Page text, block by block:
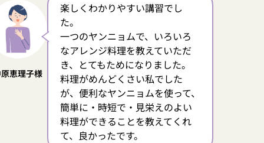
楽しくわかりやすい講習でし
た。
一つのヤンニョムで、いろいろ
なアレンジ料理を教えていただ
き、とてもためになりました。
料理がめんどくさい私でした
が、便利なヤンニョムを使って、
簡単に・時短で・見栄えのよい
料理ができることを教えてくれ
て、良かったです。
恵理子様